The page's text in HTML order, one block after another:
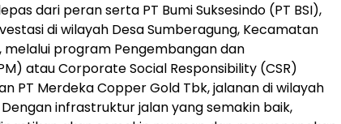
dari peran serta PT Bumi Suksesindo (PT BSI),
di wilayah Desa Sumberagung, Kecamatan
melalui program Pengembangan dan
atau Corporate Social Responsibility (CSR)
PT Merdeka Copper Gold Tbk, jalanan di wilayah
infrastruktur jalan yang semakin baik,